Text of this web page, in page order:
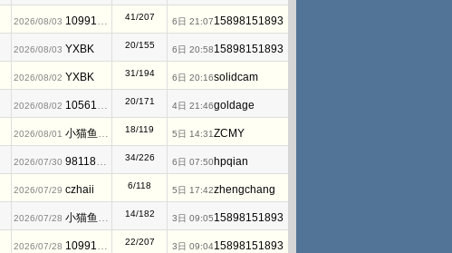
2026/08/03 1099171258 41/207 6日 21:0715898151893
2026/08/03 YXBK 20/155 6日 20:5815898151893
2026/08/02 YXBK 31/194 6日 20:16solidcam
2026/08/02 1056128144 20/171 4日 21:46goldage
2026/08/01 小猫鱼MAWheF 18/119 5日 14:31ZCMY
2026/07/30 981183833 34/226 6日 07:50 hpqian
2026/07/29 czhaii 6/118 5日 17:42zhengchang
2026/07/28 小猫鱼MAWheF 14/182 3日 09:0515898151893
2026/07/28 1099171258 22/207 3日 09:0415898151893